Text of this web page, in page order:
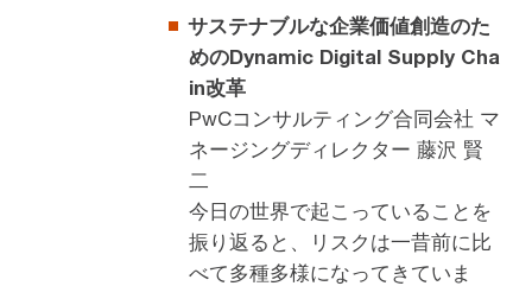
サステナブルな企業価値創造のた
めのDynamic Digital Supply Cha
in改革
PwCコンサルティング合同会社 マ
ネージングディレクター 藤沢 賢
二
今日の世界で起こっていることを
振り返ると、リスクは一昔前に比
べて多種多様になってきていま